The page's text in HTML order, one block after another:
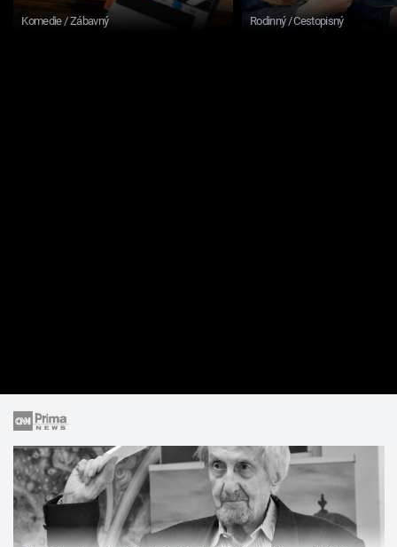
Komedie / Zábavný Rodinný / Cestopisný